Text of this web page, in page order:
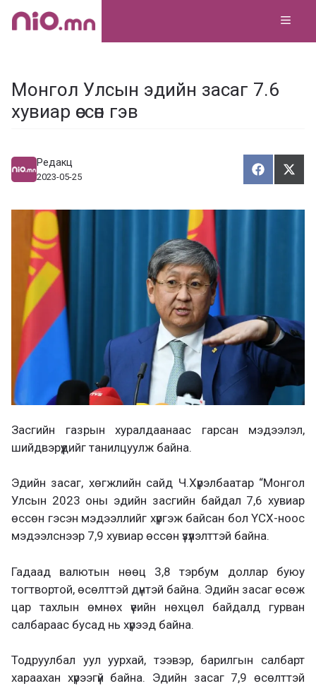
Skip
Монгол Улсын эдийн засаг 7.6
хувиар өссөн гэв
Редакц
2023-05-25
Х
у
а
Т
э
Засгийн газрын хуралдаанаас гарсан мэдээлэл,
шийдвэрүүдийг танилцуулж байна.
Эдийн засаг, хөгжлийн сайд Ч.Хүрэлбаатар “Монгол
Улсын 2023 оны эдийн засгийн байдал 7,6 хувиар
өссөн гэсэн мэдээллийг хүргэж байсан бол ҮСХ-ноос
мэдээлснээр 7,9 хувиар өссөн үзүүлэлттэй байна.
Гадаад валютын нөөц 3,8 тэрбум доллар буюу
тогтвортой, өсөлттэй дүнтэй байна. Эдийн засаг өсөж
цар тахлын өмнөх үеийн нөхцөл байдалд гурван
салбараас бусад нь хүрээд байна.
Тодруулбал уул уурхай, тээвэр, барилгын салбарт
хараахан хүрээгүй байна. Эдийн засаг 7,9 өсөлттэй